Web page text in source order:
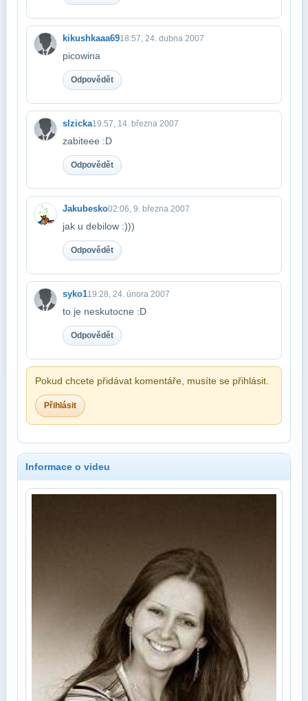
kikushkaaa6918:57, 24. dubna 2007
picowina
Odpovědět
slzicka19:57, 14. března 2007
zabiteee :D
Odpovědět
Jakubesko02:06, 9. března 2007
jak u debilow :)))
Odpovědět
syko119:28, 24. února 2007
to je neskutocne :D
Odpovědět
Pokud chcete přidávat komentáře, musíte se přihlásit.
Přihlásit
Informace o videu